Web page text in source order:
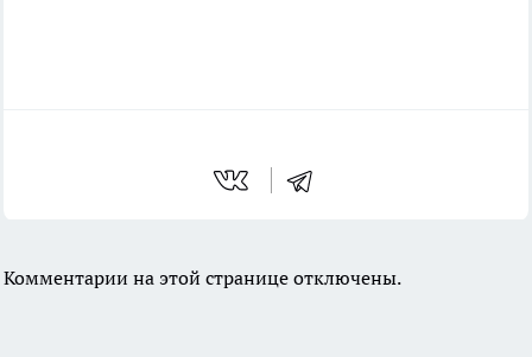
Комментарии на этой странице отключены.